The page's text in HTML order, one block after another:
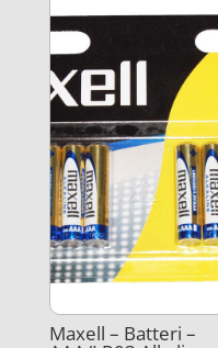
Maxell – Batteri –